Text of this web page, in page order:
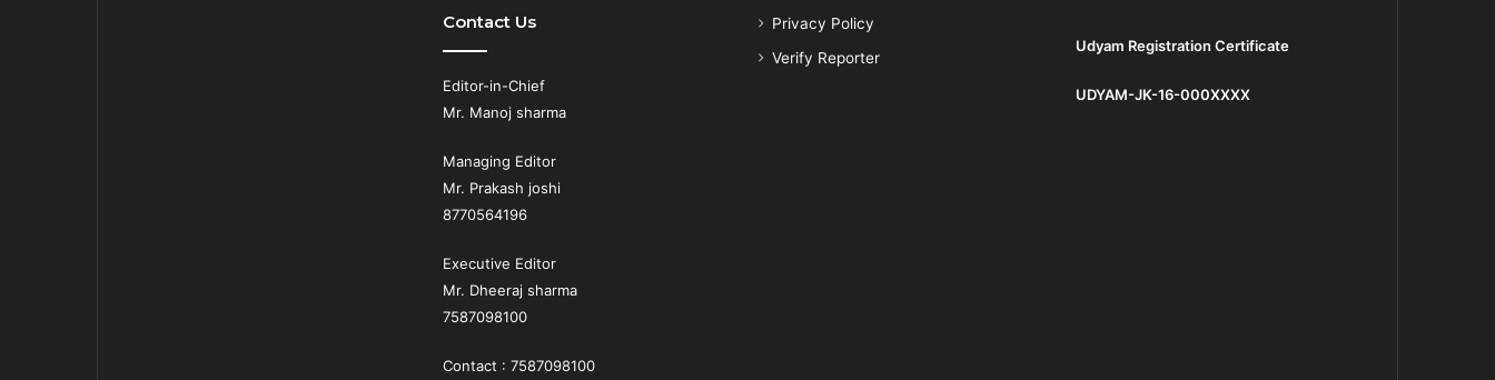
Contact Us
Editor-in-Chief
Mr. Manoj sharma
Managing Editor
Mr. Prakash joshi
8770564196
Executive Editor
Mr. Dheeraj sharma
7587098100
Contact : 7587098100
Privacy Policy
Verify Reporter
Udyam Registration Certificate
UDYAM-JK-16-000XXXX